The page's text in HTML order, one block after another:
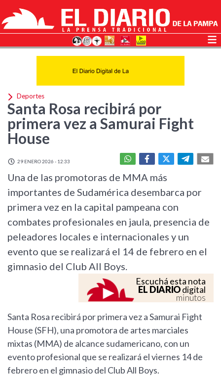
Deportes
Santa Rosa recibirá por
primera vez a Samurai Fight
House
29 ENERO 2026 - 12:33
Una de las promotoras de MMA más
importantes de Sudamérica desembarca por
primera vez en la capital pampeana con
combates profesionales en jaula, presencia de
peleadores locales e internacionales y un
evento que se realizará el 14 de febrero en el
gimnasio del Club All Boys.
Escuchá esta nota
EL DIARIOdigital
minutos
Santa Rosa recibirá por primera vez a Samurai Fight
House (SFH), una promotora de artes marciales
mixtas (MMA) de alcance sudamericano, con un
evento profesional que se realizará el viernes 14 de
febrero en el gimnasio del Club All Boys.